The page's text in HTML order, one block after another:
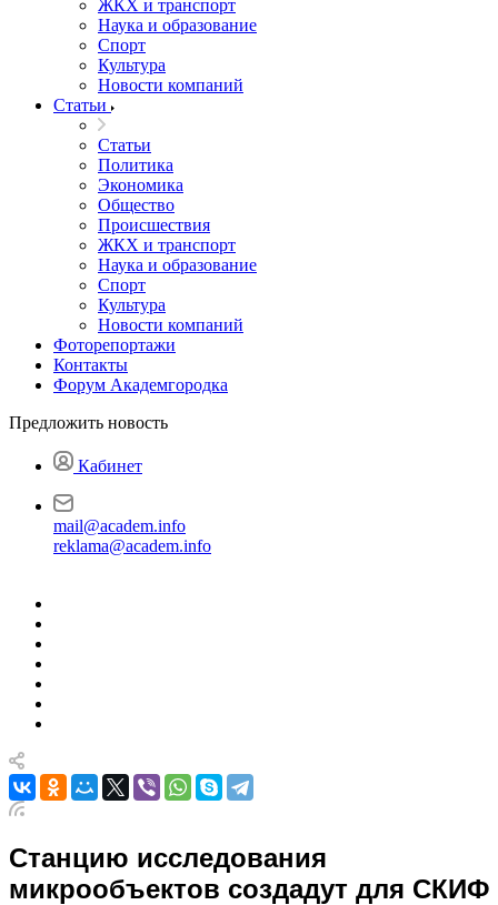
ЖКХ и транспорт
Наука и образование
Спорт
Культура
Новости компаний
Статьи
Статьи
Политика
Экономика
Общество
Происшествия
ЖКХ и транспорт
Наука и образование
Спорт
Культура
Новости компаний
Фоторепортажи
Контакты
Форум Академгородка
Предложить новость
Кабинет
mail@academ.info
reklama@academ.info
Станцию исследования
микрообъектов создадут для СКИФ